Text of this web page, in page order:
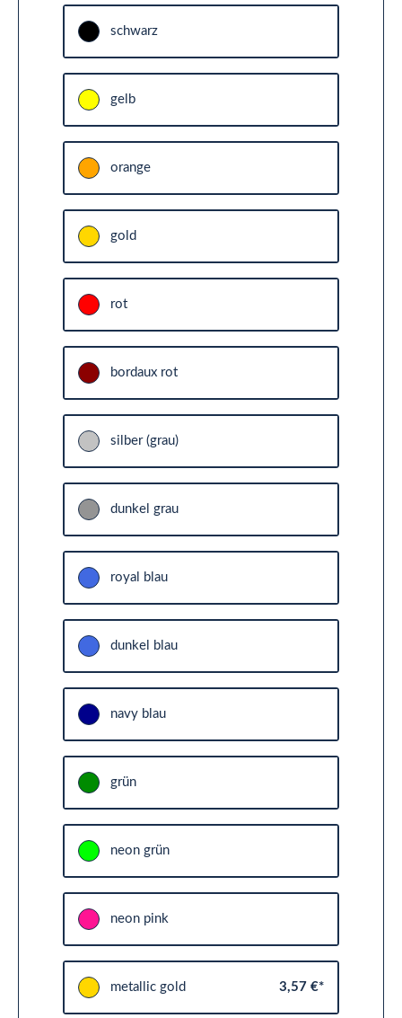
schwarz
gelb
orange
gold
rot
bordaux rot
silber (grau)
dunkel grau
royal blau
dunkel blau
navy blau
grün
neon grün
neon pink
metallic gold 3,57 €*